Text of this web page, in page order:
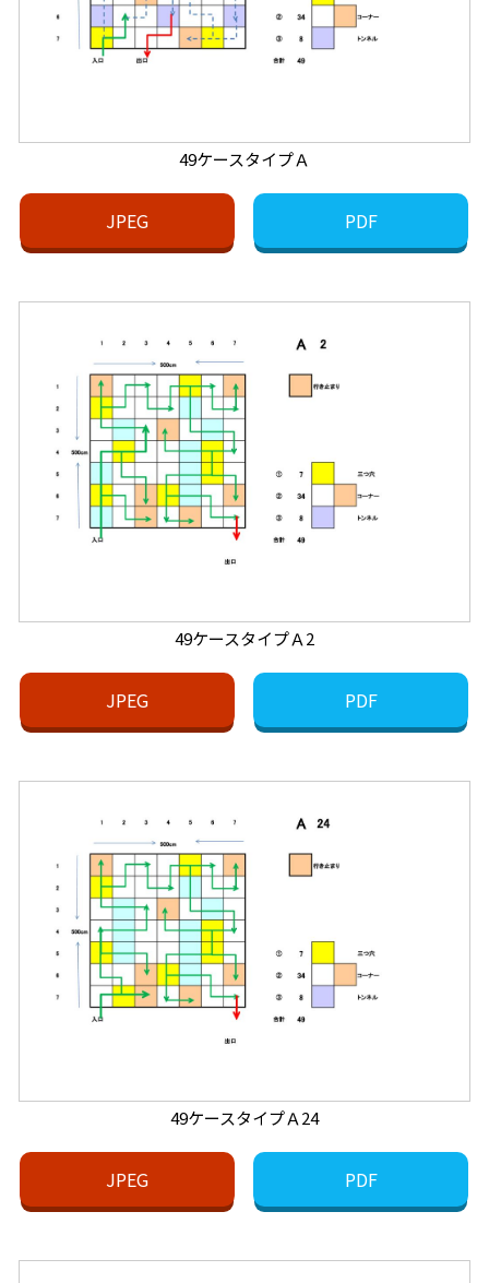
49ケースタイプＡ
JPEG PDF
49ケースタイプＡ2
JPEG PDF
49ケースタイプＡ24
JPEG PDF